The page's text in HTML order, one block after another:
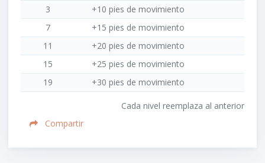
3
+10 pies de movimiento
7
+15 pies de movimiento
11
+20 pies de movimiento
15
+25 pies de movimiento
19
+30 pies de movimiento
Cada nivel reemplaza al anterior
Compartir